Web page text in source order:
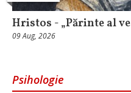
Hristos - „Părinte al
09 Aug, 2026
Psihologie